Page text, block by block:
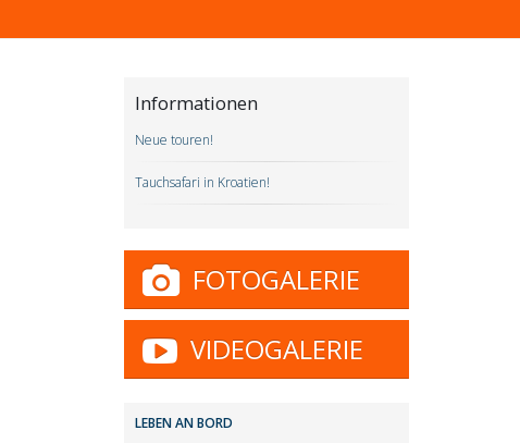
Informationen
Neue touren!
Tauchsafari in Kroatien!
FOTOGALERIE
VIDEOGALERIE
LEBEN AN BORD